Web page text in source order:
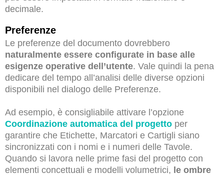
decimale.
Preferenze
Le preferenze del documento dovrebbero
naturalmente essere configurate in base alle
esigenze operative dell’utente. Vale quindi la pena
dedicare del tempo all’analisi delle diverse opzioni
disponibili nel dialogo delle Preferenze.
Ad esempio, è consigliabile attivare l’opzione
Coordinazione automatica del progetto per
garantire che Etichette, Marcatori e Cartigli siano
sincronizzati con i nomi e i numeri delle Tavole.
Quando si lavora nelle prime fasi del progetto con
elementi concettuali e modelli volumetrici, le ombre